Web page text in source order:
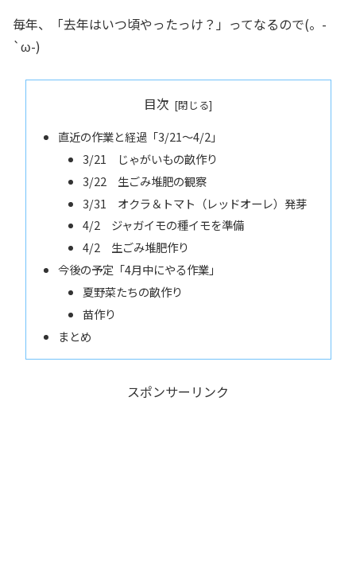
毎年、「去年はいつ頃やったっけ？」ってなるので(。-
`ω-)
目次
直近の作業と経過「3/21～4/2」
3/21 じゃがいもの畝作り
3/22 生ごみ堆肥の観察
3/31 オクラ＆トマト（レッドオーレ）発芽
4/2 ジャガイモの種イモを準備
4/2 生ごみ堆肥作り
今後の予定「4月中にやる作業」
夏野菜たちの畝作り
苗作り
まとめ
スポンサーリンク